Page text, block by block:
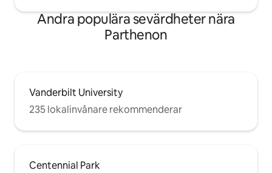
Andra populära sevärdheter nära
Parthenon
Vanderbilt University
235 lokalinvånare rekommenderar
Centennial Park